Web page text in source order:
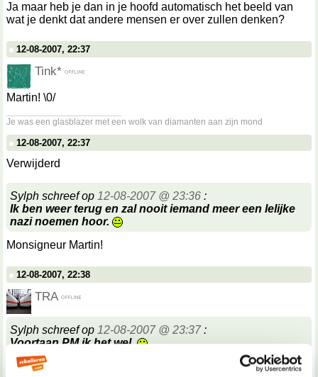
Ja maar heb je dan in je hoofd automatisch het beeld van
wat je denkt dat andere mensen er over zullen denken?
12-08-2007, 22:37
Tink*
Martin! \0/
Je was een glasblazer met een wolk van diamanten aan zijn mond
12-08-2007, 22:37
Verwijderd
Sylph schreef op 12-08-2007 @ 23:36 :
Ik ben weer terug en zal nooit iemand meer een lelijke
nazi noemen hoor.
Monsigneur Martin!
12-08-2007, 22:38
TRA
Sylph schreef op 12-08-2007 @ 23:37:
Voortaan PM ik het wel.